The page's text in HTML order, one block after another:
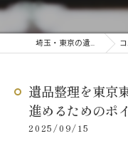
埼玉・東京の遺品整理なら仁友堂 コラム
遺品整理を東京
進めるためのポ
2025/09/15